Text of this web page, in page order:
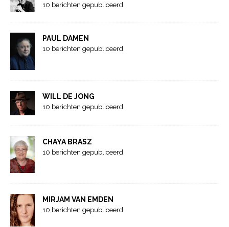
10 berichten gepubliceerd
PAUL DAMEN
10 berichten gepubliceerd
WILL DE JONG
10 berichten gepubliceerd
CHAYA BRASZ
10 berichten gepubliceerd
MIRJAM VAN EMDEN
10 berichten gepubliceerd